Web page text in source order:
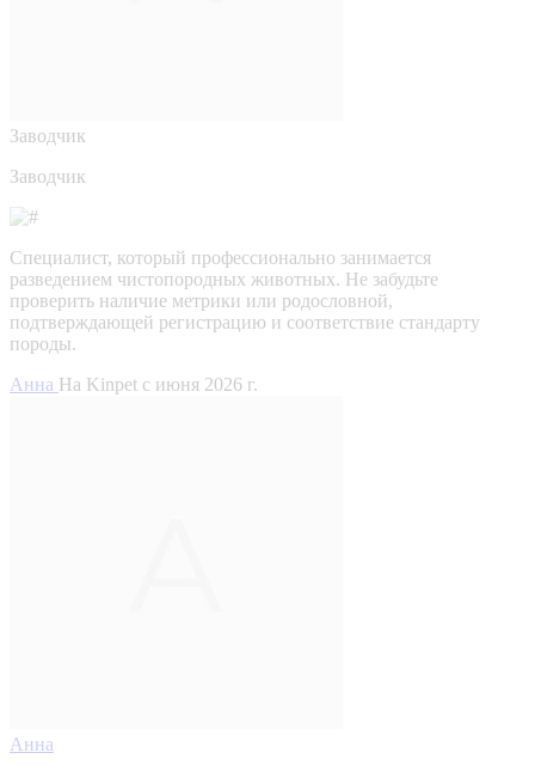
Заводчик
Заводчик
Специалист, который профессионально занимается
разведением чистопородных животных. Не забудьте
проверить наличие метрики или родословной,
подтверждающей регистрацию и соответствие стандарту
породы.
Анна На Kinpet c июня 2026 г.
Анна